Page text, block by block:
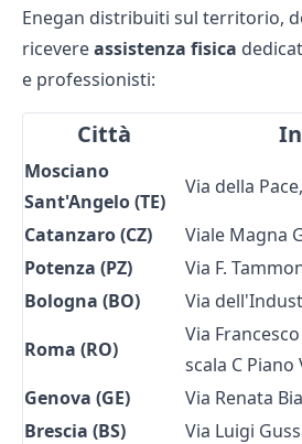
Enegan distribuiti sul territorio,
ricevereassistenza fisica
e professionisti:
Città
Mosciano
Sant'Angelo (TE)
Via della
Catanzaro (CZ)
Viale Magna
Potenza (PZ)
Via F.
Bologna (BO)
Via
Roma (RO)
Via
scala C Piano
Genova (GE)
Via Renata
Brescia (BS)
Via Luigi